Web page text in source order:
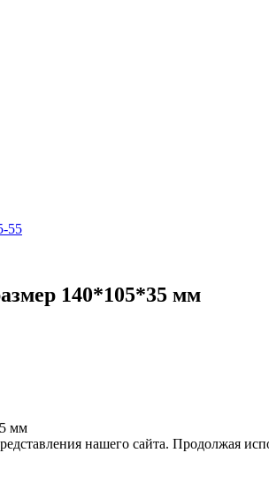
55
140*105*35 мм
мм
нашего сайта. Продолжая